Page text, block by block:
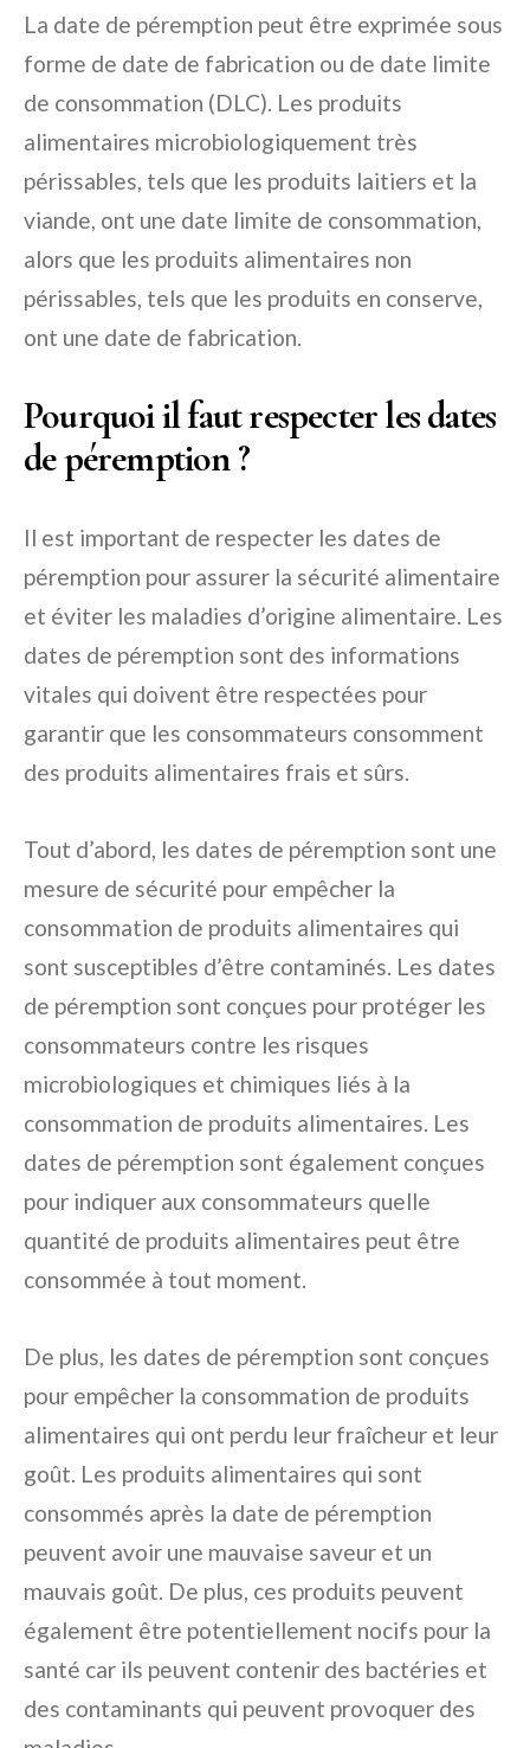
La date de péremption peut être exprimée sous
forme de date de fabrication ou de date limite
de consommation (DLC). Les produits
alimentaires microbiologiquement très
périssables, tels que les produits laitiers et la
viande, ont une date limite de consommation,
alors que les produits alimentaires non
périssables, tels que les produits en conserve,
ont une date de fabrication.
Pourquoi il faut respecter les dates
de péremption ?
Il est important de respecter les dates de
péremption pour assurer la sécurité alimentaire
et éviter les maladies d’origine alimentaire. Les
dates de péremption sont des informations
vitales qui doivent être respectées pour
garantir que les consommateurs consomment
des produits alimentaires frais et sûrs.
Tout d’abord, les dates de péremption sont une
mesure de sécurité pour empêcher la
consommation de produits alimentaires qui
sont susceptibles d’être contaminés. Les dates
de péremption sont conçues pour protéger les
consommateurs contre les risques
microbiologiques et chimiques liés à la
consommation de produits alimentaires. Les
dates de péremption sont également conçues
pour indiquer aux consommateurs quelle
quantité de produits alimentaires peut être
consommée à tout moment.
De plus, les dates de péremption sont conçues
pour empêcher la consommation de produits
alimentaires qui ont perdu leur fraîcheur et leur
goût. Les produits alimentaires qui sont
consommés après la date de péremption
peuvent avoir une mauvaise saveur et un
mauvais goût. De plus, ces produits peuvent
également être potentiellement nocifs pour la
santé car ils peuvent contenir des bactéries et
des contaminants qui peuvent provoquer des